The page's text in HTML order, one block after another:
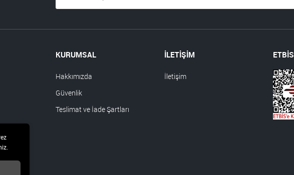
KURUMSAL
Hakkımızda
Güvenlik
Teslimat ve İade Şartları
İLETİŞİM
İletişim
ETBİS